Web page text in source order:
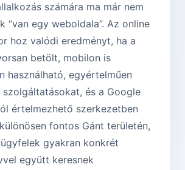
számára ma már nem
“van egy weboldala”. Az online
hoz valódi eredményt, ha a
betölt, mobilon is
használható, egyértelműen
szolgáltatásokat, és a Google
értelmezhető szerkezetben
fontos Gánt területén,
gyakran konkrét
együtt keresnek